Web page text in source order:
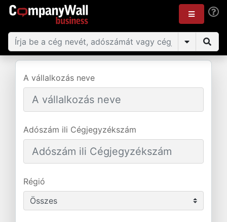
A vállalkozás neve
Adószám ili Cégjegyzékszám
Régió